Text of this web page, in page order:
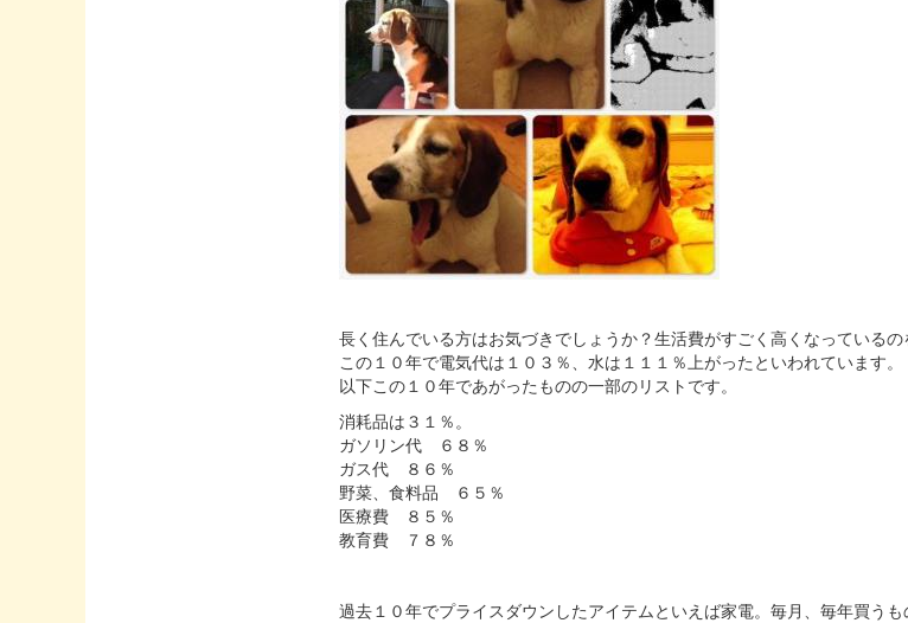
長く住んでいる方はお気づきでしょうか？生活費がすごく高くなっているの
この１０年で電気代は１０３％、水は１１１％上がったといわれています。
以下この１０年であがったものの一部のリストです。
消耗品は３１％。
ガソリン代 ６８％
ガス代 ８６％
野菜、食料品 ６５％
医療費 ８５％
教育費 ７８％
過去１０年でプライスダウンしたアイテムといえば家電。毎月、毎年買う